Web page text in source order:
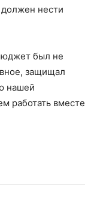
нести
был не
защищал
нашей
работать вместе